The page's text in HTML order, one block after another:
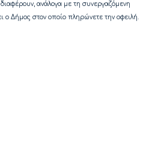
ανάλογα με τη συνεργαζόμενη
Δήμος στον οποίο πληρώνετε την οφειλή.